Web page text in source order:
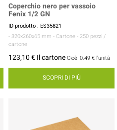
Coperchio nero per vassoio
Fenix 1/2 GN
ID prodotto : ES35821
- 320x260x65 mm - Cartone - 250 pezzi /
cartone
123,10 € Il cartoneCioè 0.49 € l'unità
SCOPRI DI PIÙ